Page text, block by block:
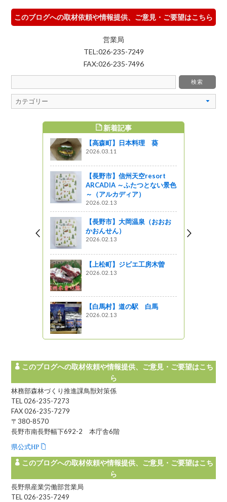
このブログへの取材依頼や情報提供、ご意見・ご要望はこちら
営業局
TEL:026-235-7249
FAX:026-235-7496
新着記事
【高森町】日本料理 葵
2026.03.11
【長野市】信州天空resort
ARCADIA ～ふたつとない景色
～（アルカディア）
2026.02.13
【長野市】大岡温泉（おおお
かおんせん）
2026.02.13
【上松町】ジビエ工房木曽
2026.02.13
【白馬村】道の駅 白馬
2026.02.13
このブログへの取材依頼や情報提供、ご意見・ご要望はこち
ら
林務部森林づくり推進課鳥獣対策係
TEL 026-235-7273
FAX 026-235-7279
〒380-8570
長野市南長野幅下692-2 本庁舎6階
県公式HP
このブログへの取材依頼や情報提供、ご意見・ご要望はこち
ら
長野県産業労働部営業局
TEL 026-235-7249